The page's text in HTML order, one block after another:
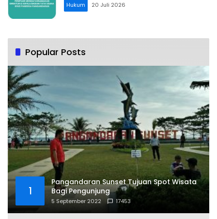
Hukum 20 Juli 2026
Popular Posts
1
Pangandaran Sunset Tujuan Spot Wisata
Bagi Pengunjung
5 September 2022 17453